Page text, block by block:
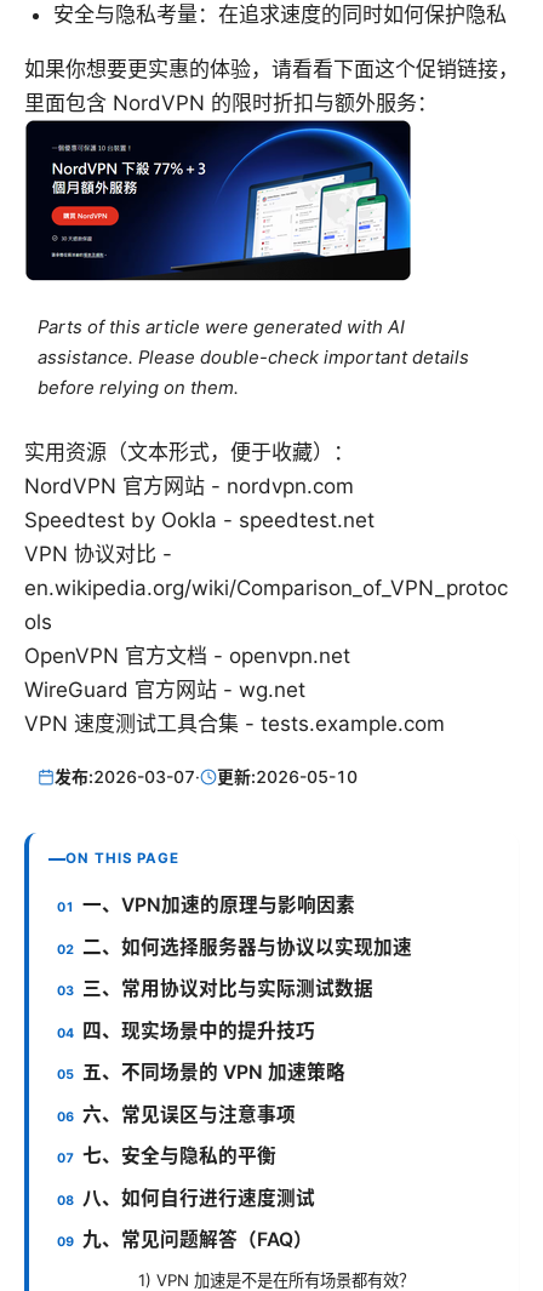
安全与隐私考量：在追求速度的同时如何保护隐私
如果你想要更实惠的体验，请看看下面这个促销链接，
里面包含 NordVPN 的限时折扣与额外服务：
Parts of this article were generated with AI
assistance. Please double-check important details
before relying on them.
实用资源（文本形式，便于收藏）：
NordVPN 官方网站 - nordvpn.com
Speedtest by Ookla - speedtest.net
VPN 协议对比 -
en.wikipedia.org/wiki/Comparison_of_VPN_protoc
ols
OpenVPN 官方文档 - openvpn.net
WireGuard 官方网站 - wg.net
VPN 速度测试工具合集 - tests.example.com
发布:2026-03-07· 更新:2026-05-10
ON THIS PAGE
一、VPN加速的原理与影响因素
二、如何选择服务器与协议以实现加速
三、常用协议对比与实际测试数据
四、现实场景中的提升技巧
五、不同场景的 VPN 加速策略
六、常见误区与注意事项
七、安全与隐私的平衡
八、如何自行进行速度测试
九、常见问题解答（FAQ）
1) VPN 加速是不是在所有场景都有效？